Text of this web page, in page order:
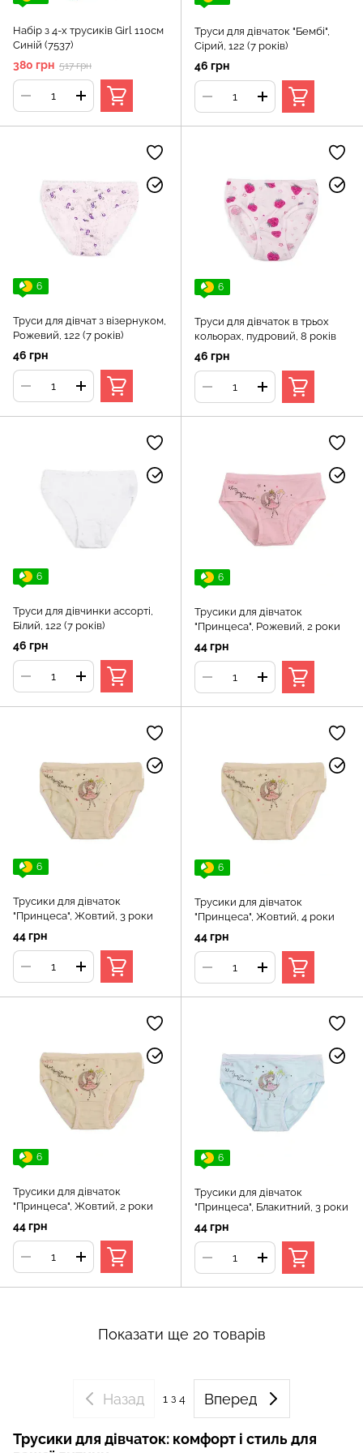
Набір з 4-х трусиків Girl 110см
Синій (7537)
380 грн 517 грн
Труси для дівчаток "Бембі",
Сірий, 122 (7 років)
46 грн
6
Труси для дівчат з візернуком,
Рожевий, 122 (7 років)
46 грн
6
Труси для дівчаток в трьох
кольорах, пудровий, 8 років
46 грн
6
Труси для дівчинки ассорті,
Білий, 122 (7 років)
46 грн
6
Трусики для дівчаток
"Принцеса", Рожевий, 2 роки
44 грн
6
Трусики для дівчаток
"Принцеса", Жовтий, 3 роки
44 грн
6
Трусики для дівчаток
"Принцеса", Жовтий, 4 роки
44 грн
6
Трусики для дівчаток
"Принцеса", Жовтий, 2 роки
44 грн
6
Трусики для дівчаток
"Принцеса", Блакитний, 3 роки
44 грн
Показати ще 20 товарів
Назад 1 з 4 Вперед
Трусики для дівчаток: комфорт і стиль для